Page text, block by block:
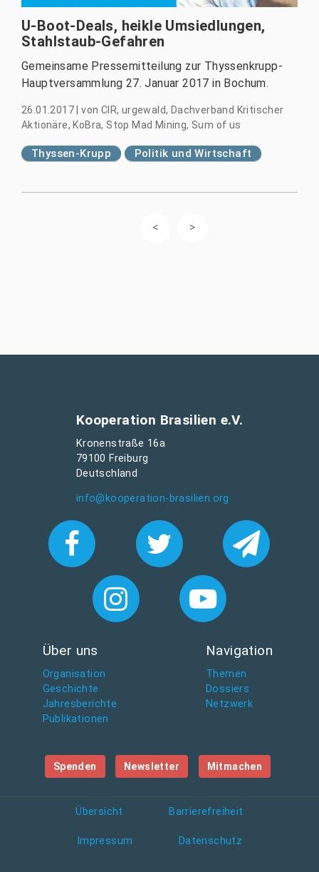
U-Boot-Deals, heikle Umsiedlungen,
Stahlstaub-Gefahren
Gemeinsame Pressemitteilung zur Thyssenkrupp-
Hauptversammlung 27. Januar 2017 in Bochum.
26.01.2017|von CIR, urgewald, Dachverband Kritischer
Aktionäre, KoBra, Stop Mad Mining, Sum of us
Thyssen-Krupp Politik und Wirtschaft
Kooperation Brasilien e.V.
Kronenstraße 16a
79100 Freiburg
Deutschland
info@kooperation-brasilien.org
Über uns
Organisation
Geschichte
Jahresberichte
Publikationen
Navigation
Themen
Dossiers
Netzwerk
Spenden Newsletter Mitmachen
Übersicht Barrierefreiheit
Impressum Datenschutz